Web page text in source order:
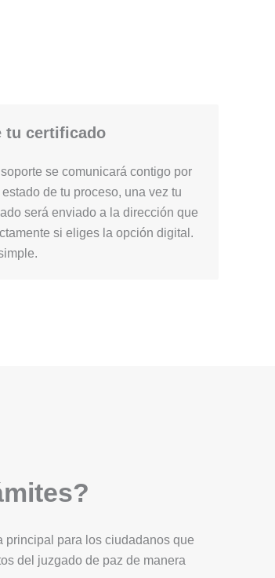
tu certificado
se comunicará contigo por
de tu proceso, una vez tu
será enviado a la dirección que
si eliges la opción digital.
principal para los ciudadanos que
del juzgado de paz de manera